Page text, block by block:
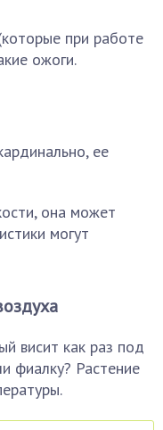
при работе
ожоги.
ее
она может
могут
висит как раз под
фиалку? Растение